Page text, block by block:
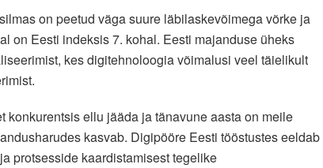
on peetud väga suure läbilaskevõimega võrke ja
on Eesti indeksis 7. kohal. Eesti majanduse üheks
kes digitehnoloogia võimalusi veel täielikult
ellu jääda ja tänavune aasta on meile
kasvab. Digipööre Eesti tööstustes eeldab
protsesside kaardistamisest tegelike